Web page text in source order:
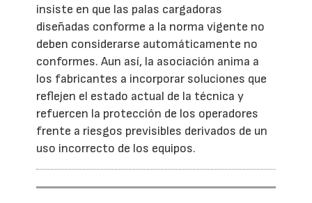
insiste en que las palas cargadoras
diseñadas conforme a la norma vigente no
deben considerarse automáticamente no
conformes. Aun así, la asociación anima a
los fabricantes a incorporar soluciones que
reflejen el estado actual de la técnica y
refuercen la protección de los operadores
frente a riesgos previsibles derivados de un
uso incorrecto de los equipos.